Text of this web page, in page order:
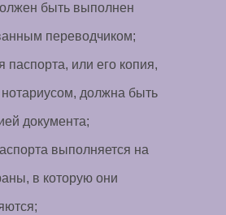
быть выполнен
переводчиком;
паспорта, или его копия,
должна быть
документа;
выполняется на
в которую они